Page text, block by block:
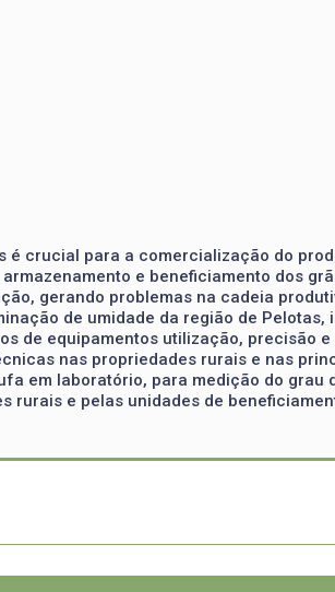
crucial para a comercialização do
e beneficiamento dos
gerando problemas na cadeia
de umidade da região de
de equipamentos utilização, precisão
nas propriedades rurais e nas
em laboratório, para medição do grau
e pelas unidades de